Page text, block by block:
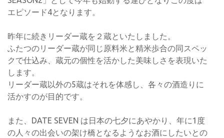
エピソード4となります。
昨年に続きリーダー蔵を２蔵といたしました。
ふたつのリーダー蔵が同じ原料米と精米歩合の同スペッ
クで仕込み、蔵元の個性を活かした美味しさを表現いた
します。
リーダー蔵以外の5蔵はそれを体感し、各々の酒造りに
活かすのが目的です。
また、DATE SEVEN は日本の七夕にあやかり、年に1度
の人々の出会いの架け橋となるようなお酒にしたいとの